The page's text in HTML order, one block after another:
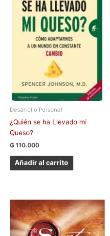
Desarrollo Personal
¿Quién se ha Llevado mi
Queso?
₲ 110.000
Añadir al carrito